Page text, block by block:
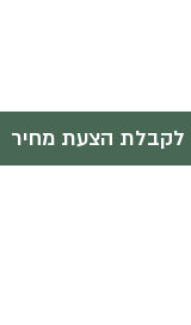
לקבלת הצעת מחיר